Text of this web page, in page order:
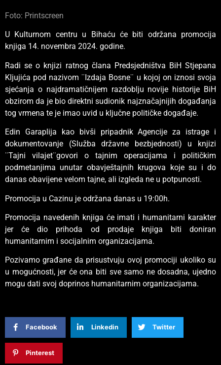
Foto: Printscreen
U Kulturnom centru u Bihaću će biti održana promocija
knjiga 14. novembra 2024. godine.
Radi se o knjizi ratnog člana Predsjedništva BiH Stjepana
Kljujića pod nazivom ¨Izdaja Bosne¨ u kojoj on iznosi svoja
sjećanja o najdramatičnijem razdoblju novije historije BiH
obzirom da je bio direktni sudionik najznačajnijih događanja
tog vrmena te je imao uvid u ključne političke događaje.
Edin Garaplija kao bivši pripadnik Agencije za istrage i
dokumentovanje (Služba državne bezbjednosti) u knjizi
¨Tajni vilajet¨govori o tajnim operacijama i političkim
podmetanjima unutar obavještajnih krugova koje su i do
danas obavijene velom tajne, ali izgleda ne u potpunosti.
Promocija u Cazinu je održana danas u 19:00h.
Promocija navedenih knjiga će imati i humanitarni karakter
jer će dio prihoda od prodaje knjiga biti doniran
humanitarnim i socijalnim organizacijama.
Pozivamo građane da prisustvuju ovoj promociji ukoliko su
u mogućnosti, jer će ona biti sve samo ne dosadna, ujedno
mogu dati svoj doprinos humanitarnim organizacijama.
Facebook Linkedin Twitter
Pinterest